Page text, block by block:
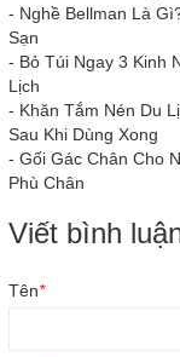
- Nghề Bellman Là
Sạn
- Bỏ Túi Ngay 3 Kinh
Lịch
- Khăn Tắm Nén Du
Sau Khi Dùng Xong
- Gối Gác Chân Cho
Phù Chân
Viết bình
Tên*